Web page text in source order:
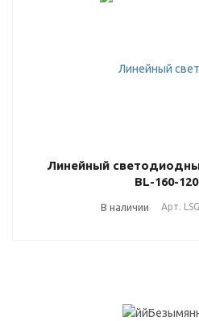
Линейный
BL-160-
В наличии Арт.